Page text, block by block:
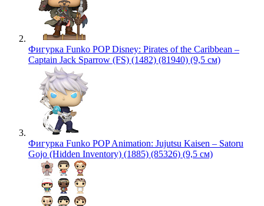
Фигурка Funko POP Disney: Pirates of the Caribbean –
Captain Jack Sparrow (FS) (1482) (81940) (9,5 см)
Фигурка Funko POP Animation: Jujutsu Kaisen – Satoru
Gojo (Hidden Inventory) (1885) (85326) (9,5 см)